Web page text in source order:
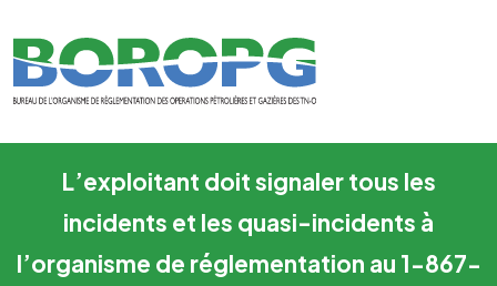
L’exploitant doit signaler tous les
incidents et les quasi-incidents à
l’organisme de réglementation au 1-867-